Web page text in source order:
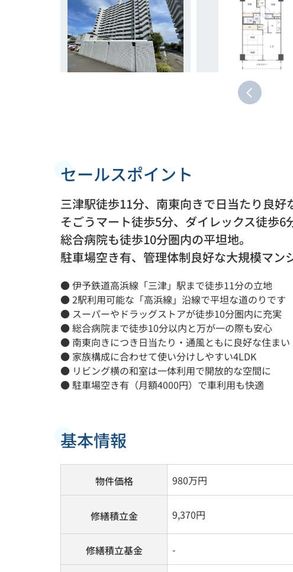
セールスポイント
三津駅徒歩11分、南東向きで日当たり良好
そごうマート徒歩5分、ダイレックス徒歩6
総合病院も徒歩10分圏内の平坦地。
駐車場空き有、管理体制良好な大規模マン
● 伊予鉄道高浜線「三津」駅まで徒歩11分の立地
● 2駅利用可能な「高浜線」沿線で平坦な道のりです
● スーパーやドラッグストアが徒歩10分圏内に充実
● 総合病院まで徒歩10分以内と万が一の際も安心
● 南東向きにつき日当たり・通風ともに良好な住まい
● 家族構成に合わせて使い分けしやすい4LDK
● リビング横の和室は一体利用で開放的な空間に
● 駐車場空き有（月額4000円）で車利用も快適
基本情報
物件価格 980万円
修繕積立金 9,370円
修繕積立基金
-